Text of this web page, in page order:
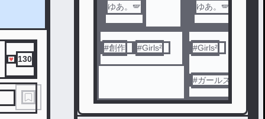
130
ゆあ。🪽
#創作 #Girls²
ゆあ。🪽
#Girls²
#ガールズガールズ